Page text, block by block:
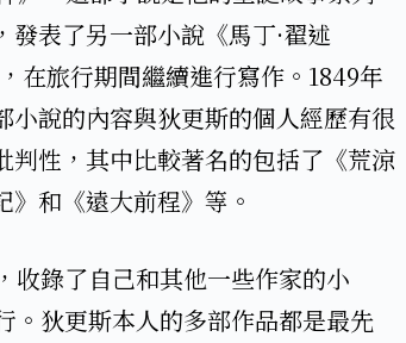
表了另一部小說《馬丁·翟述
在旅行期間繼續進行寫作。1849年
說的內容與狄更斯的個人經歷有很
性，其中比較著名的包括了《荒涼
和《遠大前程》等。​
收錄了自己和其他一些作家的小
。狄更斯本人的多部作品都是最先